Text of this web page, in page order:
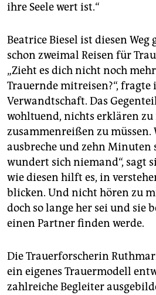
ihre Seele wert ist.“
Beatrice Biesel ist diesen Weg
schon zweimal Reisen für
„Zieht es dich nicht noch
Trauernde mitreisen?“, fragte
Verwandtschaft. Das
wohltuend, nichts erklären zu
zusammenreißen zu müssen.
ausbreche und zehn Minuten
wundert sich niemand“, sagt
wie diesen hilft es, in
blicken. Und nicht hören zu
doch so lange her sei und sie
einen Partner finden werde.
Die Trauerforscherin
ein eigenes Trauermodell
zahlreiche Begleiter